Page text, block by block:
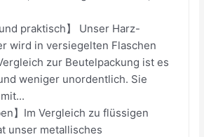
praktisch】 Unser Harz-
wird in versiegelten Flaschen
zur Beutelpackung ist es
weniger unordentlich. Sie
】Im Vergleich zu flüssigen
unser metallisches